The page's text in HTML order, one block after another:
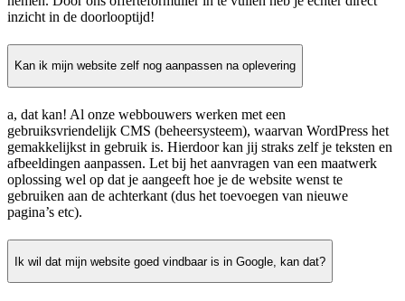
inzicht in de doorlooptijd!
Kan ik mijn website zelf nog aanpassen na oplevering
a, dat kan! Al onze webbouwers werken met een
gebruiksvriendelijk CMS (beheersysteem), waarvan WordPress het
gemakkelijkst in gebruik is. Hierdoor kan jij straks zelf je teksten en
afbeeldingen aanpassen. Let bij het aanvragen van een maatwerk
oplossing wel op dat je aangeeft hoe je de website wenst te
gebruiken aan de achterkant (dus het toevoegen van nieuwe
pagina’s etc).
Ik wil dat mijn website goed vindbaar is in Google, kan dat?